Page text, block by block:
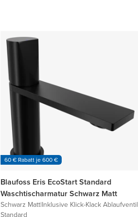
60 € Rabatt je 600 €
Blaufoss Eris EcoStart Standard
Waschtischarmatur Schwarz Matt
Schwarz Matt|Inklusive Klick-Klack Ablaufventil
Standard